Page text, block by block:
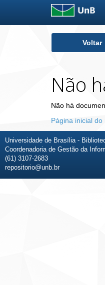
Voltar
Não
Não há
Página inicial do
Universidade de Brasília -
Coordenadoria de Gestão da
(61) 3107-2683
repositorio@unb.br